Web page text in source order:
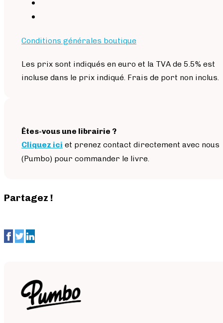
Conditions générales boutique
Les prix sont indiqués en euro et la TVA de 5.5% est
incluse dans le prix indiqué. Frais de port non inclus.
Êtes-vous une librairie ?
Cliquez ici et prenez contact directement avec nous
(Pumbo) pour commander le livre.
Partagez !